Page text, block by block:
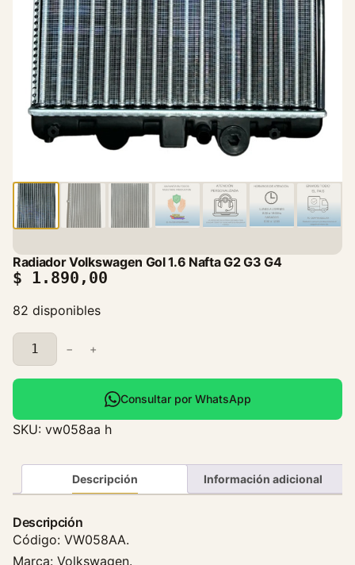
Radiador Volkswagen Gol 1.6 Nafta G2 G3 G4
$ 1.890,00
82 disponibles
R
a
d
a
d
V
l
k
− +
Consultar por WhatsApp
SKU: vw058aa h
Descripción Información adicional
Descripción
Código: VW058AA.
Marca: Volkswagen.